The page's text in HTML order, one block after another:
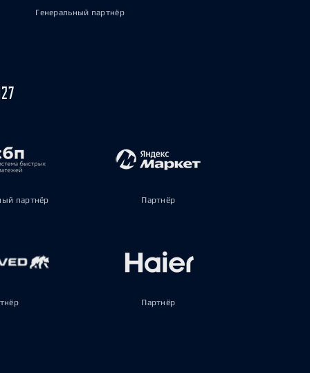
Генеральный партнёр
партнёр Партнёр
Партнёр